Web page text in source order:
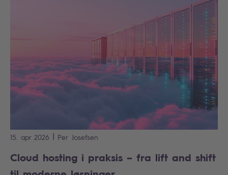
15. apr 2026 | Per Josefsen
Cloud hosting i praksis – fra lift and shift